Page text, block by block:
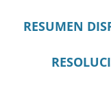
RESUMEN